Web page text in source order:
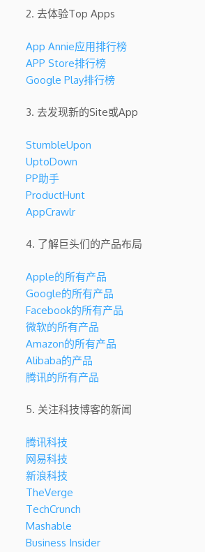
2. 去体验Top Apps
App Annie应用排行榜
APP Store排行榜
Google Play排行榜
3. 去发现新的Site或App
StumbleUpon
UptoDown
PP助手
ProductHunt
AppCrawlr
4. 了解巨头们的产品布局
Apple的所有产品
Google的所有产品
Facebook的所有产品
微软的所有产品
Amazon的所有产品
Alibaba的产品
腾讯的所有产品
5. 关注科技博客的新闻
腾讯科技
网易科技
新浪科技
TheVerge
TechCrunch
Mashable
Business Insider